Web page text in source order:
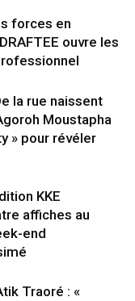
forces en
ouvre les
la rue naissent
Moustapha
» pour révéler
KKE
affiches au
end
Traoré : «